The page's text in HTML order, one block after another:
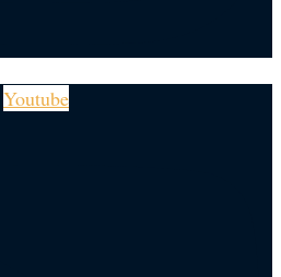
Youtube